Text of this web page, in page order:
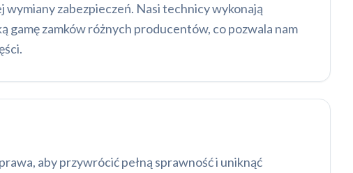
wymiany zabezpieczeń. Nasi technicy wykonają
gamę zamków różnych producentów, co pozwala nam
aby przywrócić pełną sprawność i uniknąć